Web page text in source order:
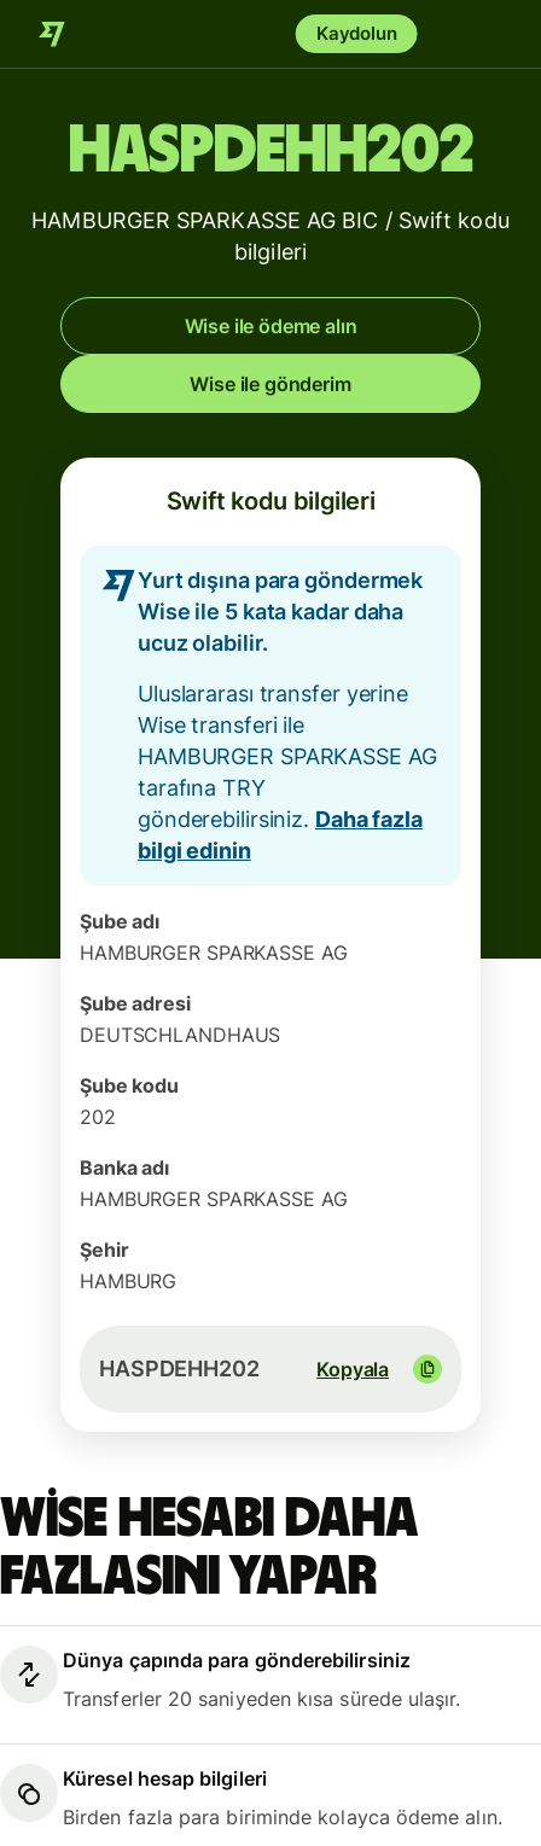
Kaydolun
HASPDEHH202
HAMBURGER SPARKASSE AG BIC / Swift kodu
bilgileri
Wise ile ödeme alın
Wise ile gönderim
Swift kodu bilgileri
Yurt dışına para göndermek
Wise ile 5 kata kadar daha
ucuz olabilir.
Uluslararası transfer yerine
Wise transferi ile
HAMBURGER SPARKASSE AG
tarafına TRY
gönderebilirsiniz. Daha fazla
bilgi edinin
Şube adı
HAMBURGER SPARKASSE AG
Şube adresi
DEUTSCHLANDHAUS
Şube kodu
202
Banka adı
HAMBURGER SPARKASSE AG
Şehir
HAMBURG
HASPDEHH202 Kopyala
Wise hesabı daha
fazlasını yapar
Dünya çapında para gönderebilirsiniz
Transferler 20 saniyeden kısa sürede ulaşır.
Küresel hesap bilgileri
Birden fazla para biriminde kolayca ödeme alın.